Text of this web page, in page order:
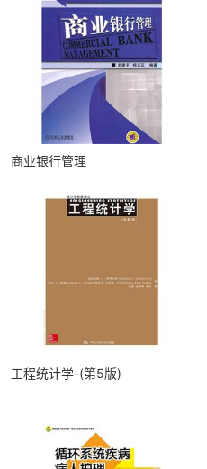
商业银行管理
工程统计学-(第5版)